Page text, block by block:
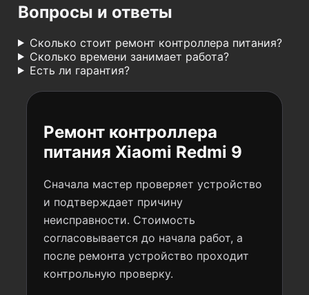
Вопросы и ответы
Сколько стоит ремонт контроллера питания?
Сколько времени занимает работа?
Есть ли гарантия?
Ремонт контроллера
питания Xiaomi Redmi 9
Сначала мастер проверяет устройство
и подтверждает причину
неисправности. Стоимость
согласовывается до начала работ, а
после ремонта устройство проходит
контрольную проверку.